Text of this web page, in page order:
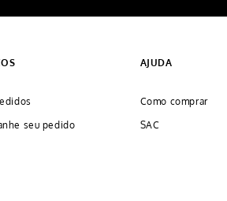
seu pedido
AJUDA
Como comprar
SAC